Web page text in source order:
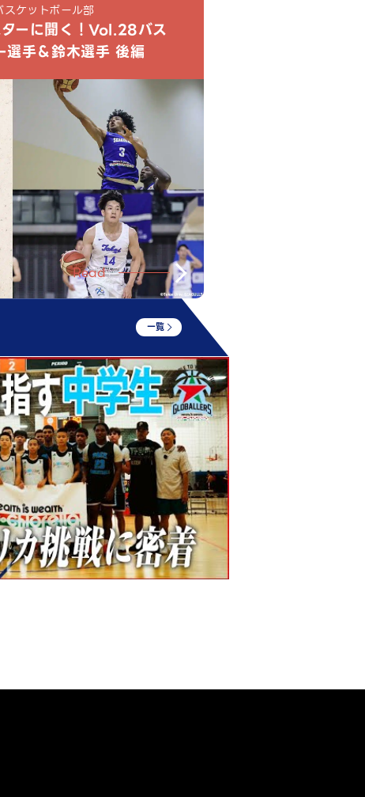
ケットボール部
ーに聞く！Vol.28バス
選手＆鈴木選手 後編
Read
一覧